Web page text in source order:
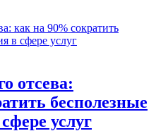
отсева:
бесполезные
услуг